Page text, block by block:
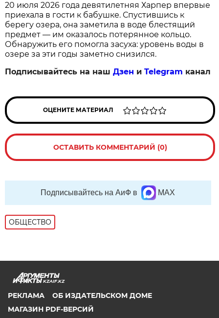
20 июля 2026 года девятилетняя Харпер впервые
приехала в гости к бабушке. Спустившись к
берегу озера, она заметила в воде блестящий
предмет — им оказалось потерянное кольцо.
Обнаружить его помогла засуха: уровень воды в
озере за эти годы заметно снизился.
Подписывайтесь на нашДзен иTelegram канал
ОЦЕНИТЕ МАТЕРИАЛ
ОСТАВИТЬ КОММЕНТАРИЙ (0)
Подписывайтесь на АиФ в MAX
ОБЩЕСТВО
KZAIF.KZ
РЕКЛАМА
ОБ ИЗДАТЕЛЬСКОМ ДОМЕ
МАГАЗИН PDF-ВЕРСИЙ